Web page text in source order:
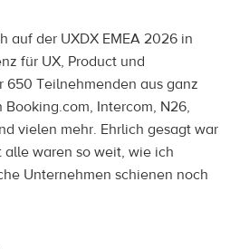
auf der UXDX EMEA 2026 in
für UX, Product und
650 Teilnehmenden aus ganz
Booking.com, Intercom, N26,
vielen mehr. Ehrlich gesagt war
alle waren so weit, wie ich
Unternehmen schienen noch